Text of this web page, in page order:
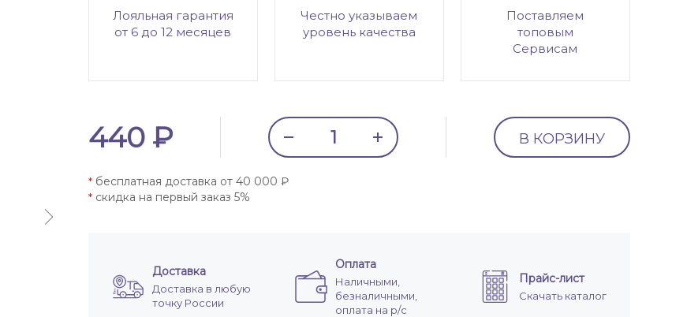
Лояльная гарантия
от 6 до 12 месяцев
Честно указываем
уровень качества
Поставляем
топовым
Сервисам
440 ₽ В КОРЗИНУ
*бесплатная доставка от 40 000 ₽
*скидка на первый заказ 5%
Доставка
Доставка в любую
точку России
Оплата
Наличными,
безналичными,
оплата на р/с
Прайс-лист
Скачать каталог